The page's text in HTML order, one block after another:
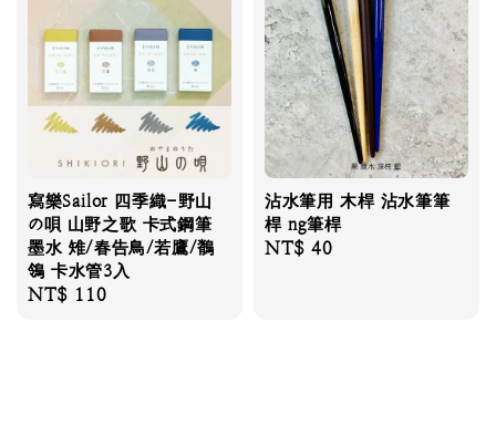
寫樂Sailor 四季織-野山
の唄 山野之歌 卡式鋼筆
墨水 雉/春告鳥/若鷹/鶺
鴒 卡水管3入
Regular
NT$ 110
沾水筆用 木桿 沾水筆筆
桿 ng筆桿
Regular
NT$ 40